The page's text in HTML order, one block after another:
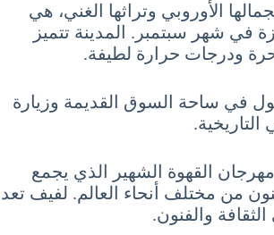
الأوروبي وتراثها الغني، هي
في شهر سبتمبر. المدينة تتميز
ودرجات حرارة لطيفة.
في ساحة السوق القديمة وزيارة
التاريخية.
القهوة الشهير الذي يجمع
من مختلف أنحاء العالم. لفيف تعد
الثقافة والفنون.